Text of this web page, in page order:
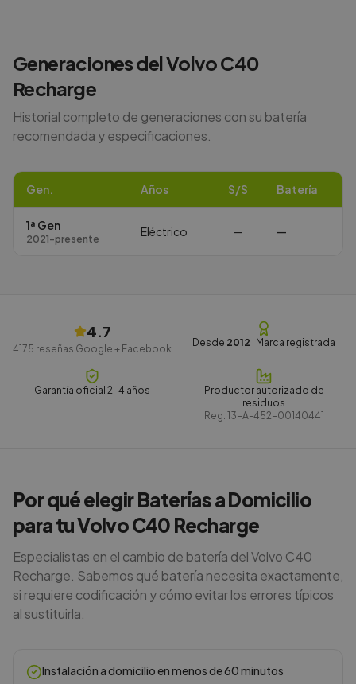
Generaciones delVolvoC40
Recharge
Historial completo de generaciones con su batería
recomendada y especificaciones.
Gen. Años S/S Batería
1ª Gen
2021-presente
Eléctrico — —
4.7
4175 reseñas Google + Facebook
Desde 2012 · Marca registrada
Garantía oficial 2-4 años
Productor autorizado de
residuos
Reg. 13-A-452-00140441
Por qué elegir Baterías a Domicilio
para tu Volvo C40 Recharge
Especialistas en el cambio de batería del Volvo C40
Recharge. Sabemos qué batería necesita exactamente,
si requiere codificación y cómo evitar los errores típicos
al sustituirla.
Instalación a domicilio en menos de 60 minutos